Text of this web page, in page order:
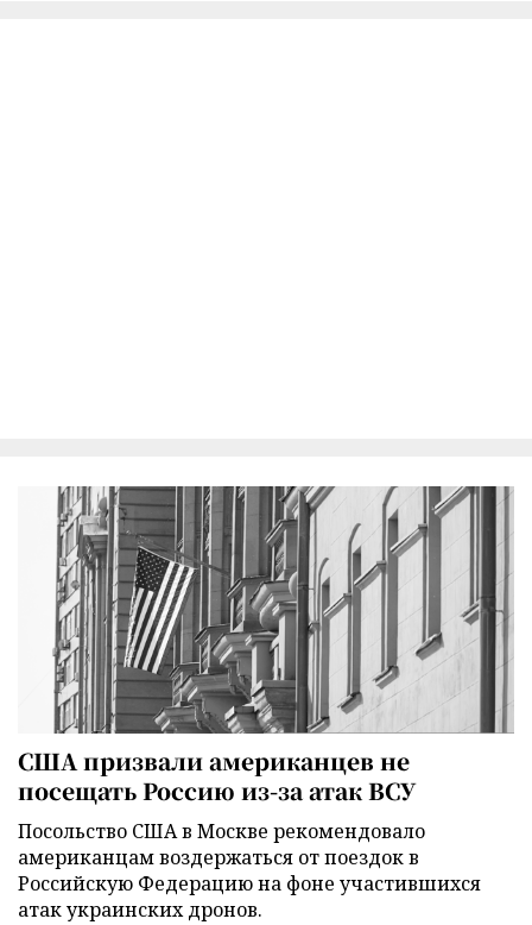
США призвали американцев не
посещать Россию из-за атак ВСУ
Посольство США в Москве рекомендовало
американцам воздержаться от поездок в
Российскую Федерацию на фоне участившихся
атак украинских дронов.